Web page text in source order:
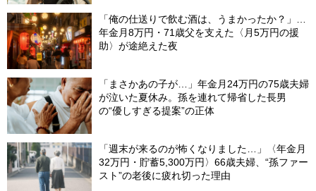
「俺の仕送りで飲む酒は、うまかったか？」…
年金月8万円・71歳父を支えた〈月5万円の援
助〉が途絶えた夜
「まさかあの子が…」年金月24万円の75歳夫婦
が泣いた夏休み。孫を連れて帰省した長男
の“優しすぎる提案”の正体
「週末が来るのが怖くなりました…」〈年金月
32万円・貯蓄5,300万円〉66歳夫婦、“孫ファー
スト”の老後に疲れ切った理由